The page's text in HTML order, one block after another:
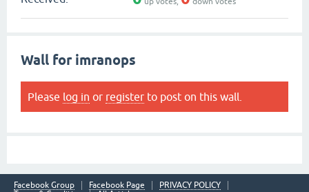
Wall for imranops
Please log in or register to post on this wall.
Facebook Group Facebook Page
PRIVACY POLICY